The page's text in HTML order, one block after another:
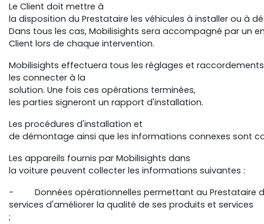
Le Client doit mettre à
la disposition du Prestataire les véhicules à installer ou à
Dans tous les cas, Mobilisights sera accompagné par un
Client lors de chaque intervention.
Mobilisights effectuera tous les réglages et
les connecter à la
solution. Une fois ces opérations terminées,
les parties signeront un rapport d'installation.
Les procédures d'installation et
de démontage ainsi que les informations connexes sont
Les appareils fournis par Mobilisights dans
la voiture peuvent collecter les informations suivantes :
- Données opérationnelles permettant au Prestataire
services d'améliorer la qualité de ses produits et services
;